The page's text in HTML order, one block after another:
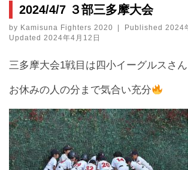
2024/4/7 ３部三多摩大会
by Kamisuna Fighters 2020 Published 2024
Updated 2024年4月12日
三多摩大会1戦目は四小イーグルスさん
お休みの人の分まで気合い充分